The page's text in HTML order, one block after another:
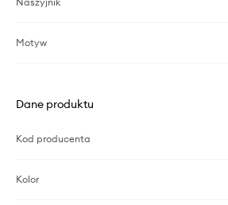
Motyw
Dane produktu
Kod producenta
Kolor